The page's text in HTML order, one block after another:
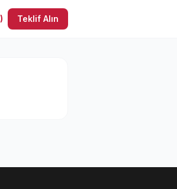
) Teklif Alın